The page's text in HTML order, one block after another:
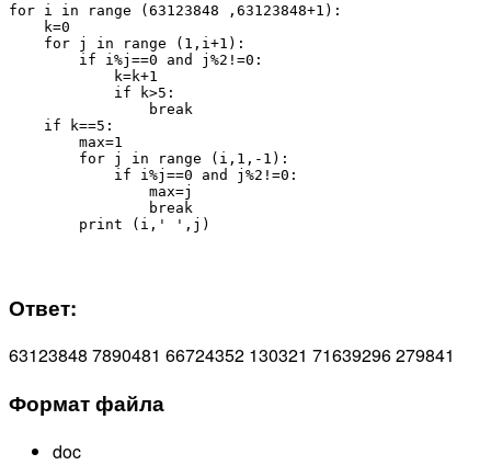
for i in range (63123848 ,63123848+1):
    k=0
    for j in range (1,i+1):
        if i%j==0 and j%2!=0:
            k=k+1
            if k>5:
                break
    if k==5:
        max=1
        for j in range (i,1,-1):
            if i%j==0 and j%2!=0:
                max=j
                break
        print (i,' ',j)
Ответ:
63123848 7890481 66724352 130321 71639296 279841
Формат файла
doc